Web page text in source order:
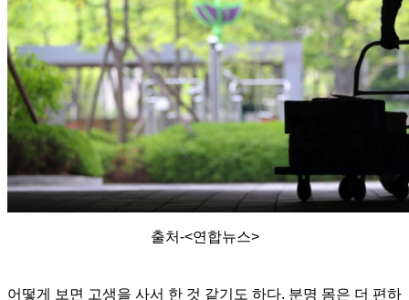
출처-<연합뉴스>
어떻게 보면 고생을 사서 한 것 같기도 하다. 분명 몸은 더 편하